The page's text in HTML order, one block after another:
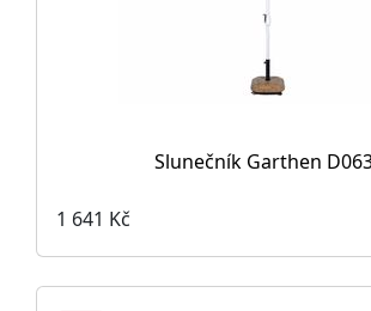
Slunečník Garthen
1 641 Kč